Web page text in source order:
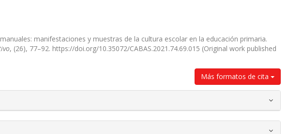
manifestaciones y muestras de la cultura escolar en la educación primaria.
, (26), 77–92. https://doi.org/10.35072/CABAS.2021.74.69.015 (Original work published
Más formatos de cita